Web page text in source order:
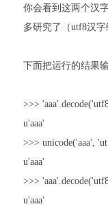
你会看到这两个汉
多研究了（utf8汉字
下面把运行的结果输
>>>
u'aaa'
>>> unicode('aaa',
u'aaa'
>>>
u'aaa'